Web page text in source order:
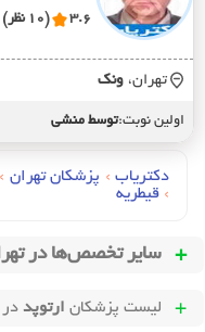
3.6 (10 نظر)
تهران، ونک
اولین نوبت:توسط منشی
دکتریاب › پزشکان تهران ›
› قیطریه
سایر تخصص‌ها در
لیست پزشکان ارتوپد در